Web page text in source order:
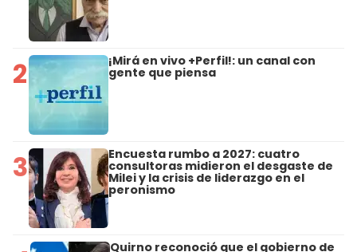
2 ¡Mirá en vivo +Perfil!: un canal con
gente que piensa
3 Encuesta rumbo a 2027: cuatro
consultoras midieron el desgaste de
Milei y la crisis de liderazgo en el
peronismo
Quirno reconoció que el gobierno de